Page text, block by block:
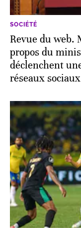
SOCIÉTÉ
Revue du web.
propos du
déclenchent
réseaux sociaux